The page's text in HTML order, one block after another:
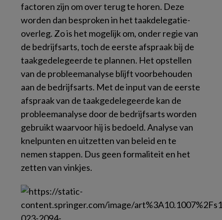
factoren zijn om over terug te horen. Deze
worden dan besproken in het taakdelegatie-
overleg. Zo is het mogelijk om, onder regie van
de bedrijfsarts, toch de eerste afspraak bij de
taakgedelegeerde te plannen. Het opstellen
van de probleemanalyse blijft voorbehouden
aan de bedrijfsarts. Met de input van de eerste
afspraak van de taakgedelegeerde kan de
probleemanalyse door de bedrijfsarts worden
gebruikt waarvoor hij is bedoeld. Analyse van
knelpunten en uitzetten van beleid en te
nemen stappen. Dus geen formaliteit en het
zetten van vinkjes.